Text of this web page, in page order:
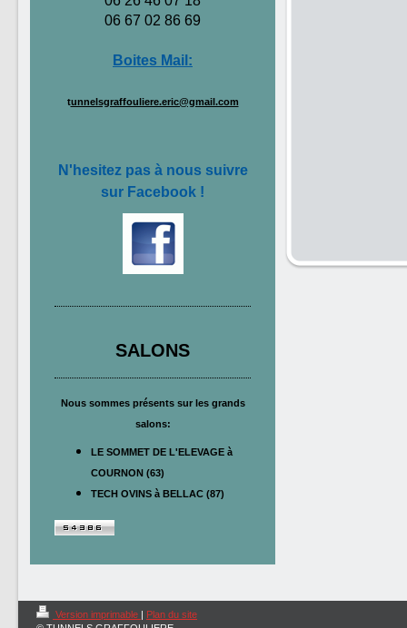
06 67 02 86 69
Boites Mail:
tunnelsgraffouliere.eric@gmail.com
N'hesitez pas à nous suivre
sur Facebook !
SALONS
Nous sommes présents sur les grands
salons:
LE SOMMET DE L'ELEVAGE à
COURNON (63)
TECH OVINS à BELLAC (87)
Version imprimable | Plan du site